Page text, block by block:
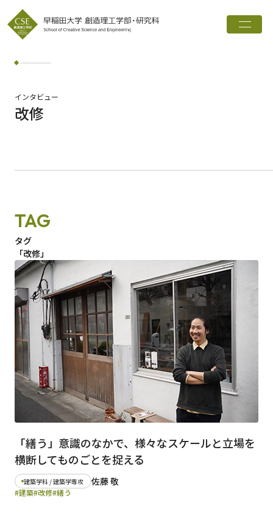
トップ
創造理工学部とは
学科・専攻
インタビュー
ワード検索
検索
早稲田大学 早稲田大学 理工学術院
交通アクセス
入試情報
学費 奨学金
日本語 English
インタビュー
改修
TAG
タグ
「改修」
「繕う」意識のなかで、様々なスケールと立場を
横断してものごとを捉える
建築学科 / 建築学専攻 佐藤 敬
#建築#改修#繕う